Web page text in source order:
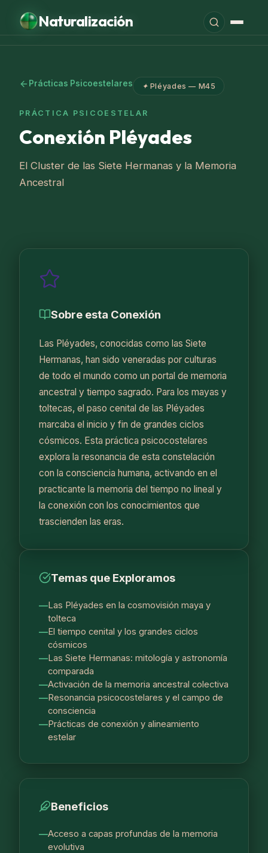
Naturalización
Psicoestelares
Tonal Nawal
Año Natural
Blog
Claudio Arenas Vergara
Contacto
Prácticas Psicoestelares ✦ Pléyades — M45
PRÁCTICA PSICOESTELAR
Conexión Pléyades
El Cluster de las Siete Hermanas y la Memoria
Ancestral
Sobre esta Conexión
Las Pléyades, conocidas como las Siete
Hermanas, han sido veneradas por culturas
de todo el mundo como un portal de memoria
ancestral y tiempo sagrado. Para los mayas y
toltecas, el paso cenital de las Pléyades
marcaba el inicio y fin de grandes ciclos
cósmicos. Esta práctica psicocostelares
explora la resonancia de esta constelación
con la consciencia humana, activando en el
practicante la memoria del tiempo no lineal y
la conexión con los conocimientos que
trascienden las eras.
Temas que Exploramos
Las Pléyades en la cosmovisión maya y
tolteca
El tiempo cenital y los grandes ciclos
cósmicos
Las Siete Hermanas: mitología y astronomía
comparada
Activación de la memoria ancestral colectiva
Resonancia psicocostelares y el campo de
consciencia
Prácticas de conexión y alineamiento
estelar
Beneficios
Acceso a capas profundas de la memoria
evolutiva